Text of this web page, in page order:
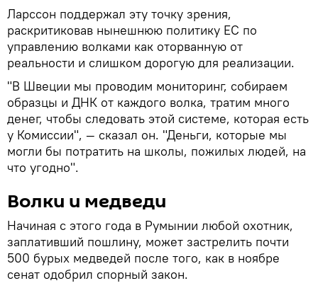
Ларссон поддержал эту точку зрения,
раскритиковав нынешнюю политику ЕС по
управлению волками как оторванную от
реальности и слишком дорогую для реализации.
"В Швеции мы проводим мониторинг, собираем
образцы и ДНК от каждого волка, тратим много
денег, чтобы следовать этой системе, которая есть
у Комиссии", — сказал он. "Деньги, которые мы
могли бы потратить на школы, пожилых людей, на
что угодно".
Волки и медведи
Начиная с этого года в Румынии любой охотник,
заплативший пошлину, может застрелить почти
500 бурых медведей после того, как в ноябре
сенат одобрил спорный закон.